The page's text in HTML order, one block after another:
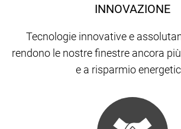
INNOVAZIONE
Tecnologie innovative e
rendono le nostre finestre ancora
e a risparmio